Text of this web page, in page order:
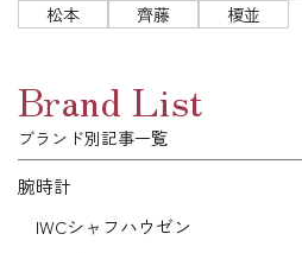
松本
齊藤 榎並
Brand List
ブランド別記事一覧
腕時計
IWCシャフハウゼン